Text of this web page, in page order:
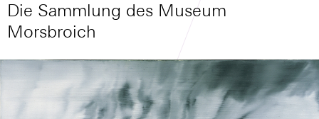
Die Sammlung des Museum
Morsbroich